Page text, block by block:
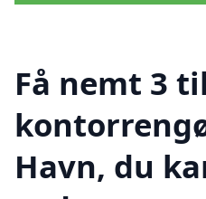
Få nemt 3
Havn, du